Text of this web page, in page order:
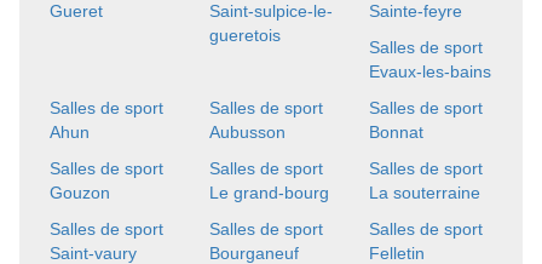
Gueret
Saint-sulpice-le-
gueretois
Sainte-feyre
Salles de sport
Evaux-les-bains
Salles de sport
Ahun
Salles de sport
Aubusson
Salles de sport
Bonnat
Salles de sport
Gouzon
Salles de sport
Le grand-bourg
Salles de sport
La souterraine
Salles de sport
Saint-vaury
Salles de sport
Bourganeuf
Salles de sport
Felletin